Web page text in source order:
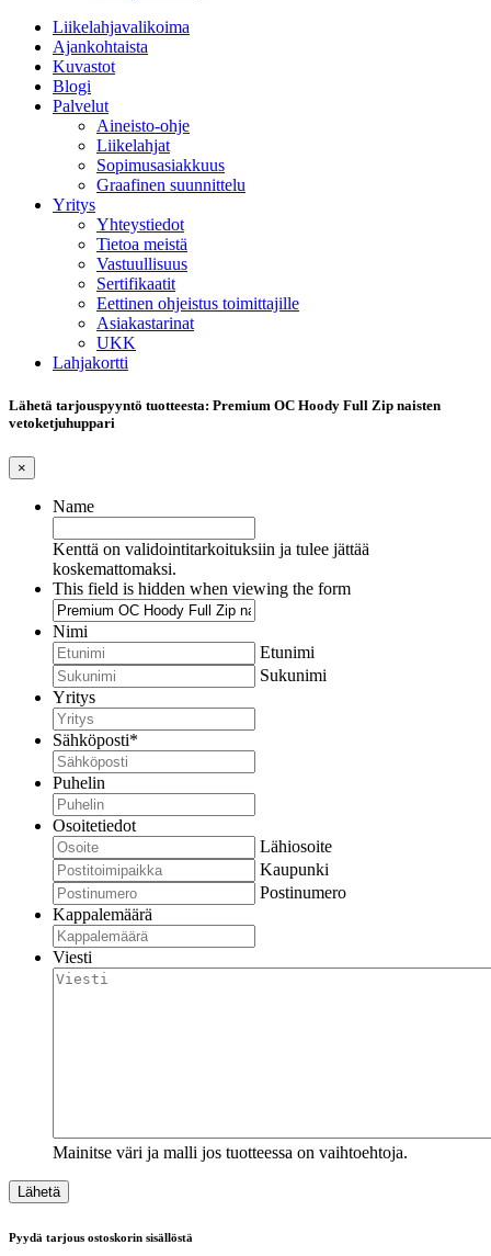
Liikelahjavalikoima
Ajankohtaista
Kuvastot
Blogi
Palvelut
Aineisto-ohje
Liikelahjat
Sopimusasiakkuus
Graafinen suunnittelu
Yritys
Yhteystiedot
Tietoa meistä
Vastuullisuus
Sertifikaatit
Eettinen ohjeistus toimittajille
Asiakastarinat
UKK
Lahjakortti
Lähetä tarjouspyyntö tuotteesta: Premium OC Hoody Full Zip naisten
vetoketjuhuppari
×
Name
Kenttä on validointitarkoituksiin ja tulee jättää
koskemattomaksi.
This field is hidden when viewing the form
Nimi
Etunimi
Sukunimi
Yritys
Sähköposti*
Puhelin
Osoitetiedot
Lähiosoite
Kaupunki
Postinumero
Kappalemäärä
Viesti
Mainitse väri ja malli jos tuotteessa on vaihtoehtoja.
Pyydä tarjous ostoskorin sisällöstä